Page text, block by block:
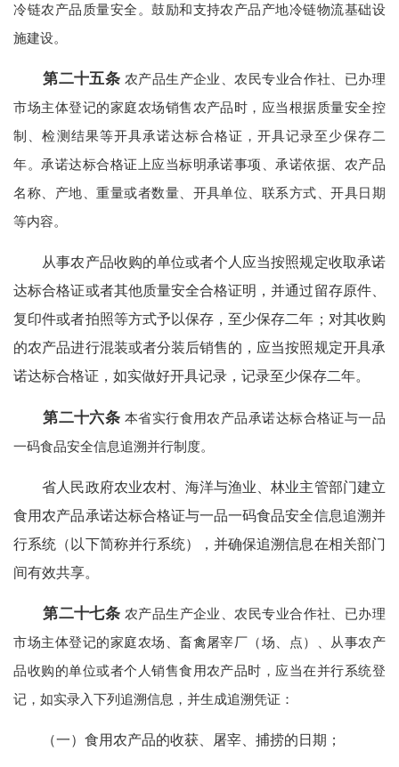
冷链农产品质量安全。鼓励和支持农产品产地冷链物流基础设
施建设。
第二十五条 农产品生产企业、农民专业合作社、已办理
市场主体登记的家庭农场销售农产品时，应当根据质量安全控
制、检测结果等开具承诺达标合格证，开具记录至少保存二
年。承诺达标合格证上应当标明承诺事项、承诺依据、农产品
名称、产地、重量或者数量、开具单位、联系方式、开具日期
等内容。
从事农产品收购的单位或者个人应当按照规定收取承诺
达标合格证或者其他质量安全合格证明，并通过留存原件、
复印件或者拍照等方式予以保存，至少保存二年；对其收购
的农产品进行混装或者分装后销售的，应当按照规定开具承
诺达标合格证，如实做好开具记录，记录至少保存二年。
第二十六条 本省实行食用农产品承诺达标合格证与一品
一码食品安全信息追溯并行制度。
省人民政府农业农村、海洋与渔业、林业主管部门建立
食用农产品承诺达标合格证与一品一码食品安全信息追溯并
行系统（以下简称并行系统），并确保追溯信息在相关部门
间有效共享。
第二十七条 农产品生产企业、农民专业合作社、已办理
市场主体登记的家庭农场、畜禽屠宰厂（场、点）、从事农产
品收购的单位或者个人销售食用农产品时，应当在并行系统登
记，如实录入下列追溯信息，并生成追溯凭证：
（一）食用农产品的收获、屠宰、捕捞的日期；